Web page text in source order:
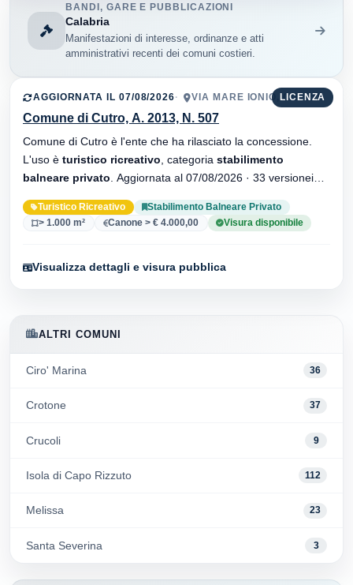
ALTRI COMUNI
Ciro' Marina 36
Crotone 37
Crucoli 9
Isola di Capo Rizzuto 112
Melissa 23
Santa Severina 3
BANDI, GARE E PUBBLICAZIONI
Calabria
Manifestazioni di interesse, ordinanze e atti
amministrativi recenti dei comuni costieri.
LICENZA
AGGIORNATA IL 07/08/2026 VIA MARE IONIO, CUTRO
Comune di Cutro, A. 2013, N. 507
Comune di Cutro è l'ente che ha rilasciato la concessione.
L'uso è turistico ricreativo , categoria stabilimento
balneare privato
Turistico Ricreativo
Stabilimento Balneare Privato
> 1.000 m²
Canone > € 4.000,00 Visura disponibile
Visualizza dettagli e visura pubblica